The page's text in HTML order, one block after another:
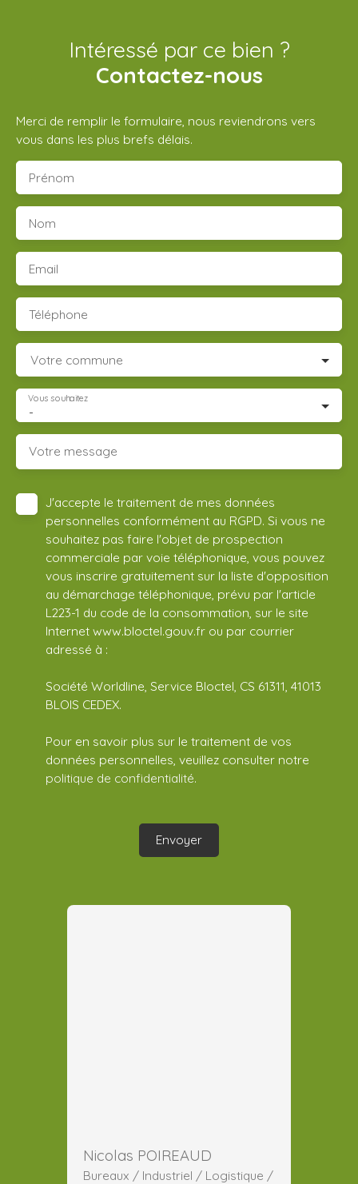
Intéressé par ce bien ?
Contactez-nous
Merci de remplir le formulaire, nous reviendrons vers
vous dans les plus brefs délais.
Prénom
Nom
Email
Téléphone
Votre commune
-
Vous souhaitez
Votre message
J'accepte le traitement de mes données
personnelles conformément au RGPD. Si vous ne
souhaitez pas faire l'objet de prospection
commerciale par voie téléphonique, vous pouvez
vous inscrire gratuitement sur la liste d'opposition
au démarchage téléphonique, prévu par l'article
L223-1 du code de la consommation, sur le site
Internet www.bloctel.gouv.fr ou par courrier
adressé à :
Société Worldline, Service Bloctel, CS 61311, 41013
BLOIS CEDEX.
Pour en savoir plus sur le traitement de vos
données personnelles, veuillez consulter notre
politique de confidentialité.
Envoyer
Nicolas POIREAUD
Bureaux / Industriel / Logistique /